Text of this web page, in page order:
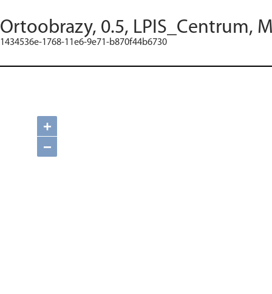
Ortoobrazy, 0.5, LPIS_Centrum,
1434536e-1768-11e6-9e71-b870f44b6730
+
−